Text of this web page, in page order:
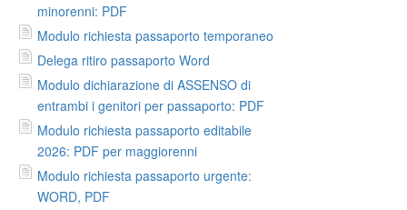
minorenni: PDF
Modulo richiesta passaporto temporaneo
Delega ritiro passaporto Word
Modulo dichiarazione di ASSENSO di
entrambi i genitori per passaporto: PDF
Modulo richiesta passaporto editabile
2026: PDF per maggiorenni
Modulo richiesta passaporto urgente:
WORD, PDF